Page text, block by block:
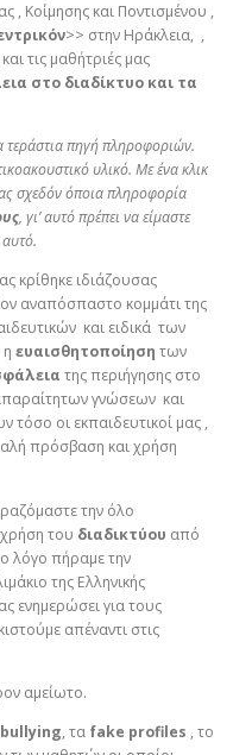
, Κοίμησης και Ποντισμένου ,
>> στην Ηράκλεια, ,
τις μαθήτριές μας
στο διαδίκτυο και τα
τεράστια πηγή πληροφοριών.
υλικό. Με ένα κλικ
σχεδόν όποια πληροφορία
, γι’ αυτό πρέπει να είμαστε
κρίθηκε ιδιάζουσας
αναπόσπαστο κομμάτι της
και ειδικά των
ευαισθητοποίηση των
της περιήγησης στο
γνώσεων και
οι εκπαιδευτικοί μας ,
πρόσβαση και χρήση
την όλο
του διαδικτύου από
λόγο πήραμε την
της Ελληνικής
ενημερώσει για τους
απέναντι στις
αμείωτο.
, τα fake profiles , το